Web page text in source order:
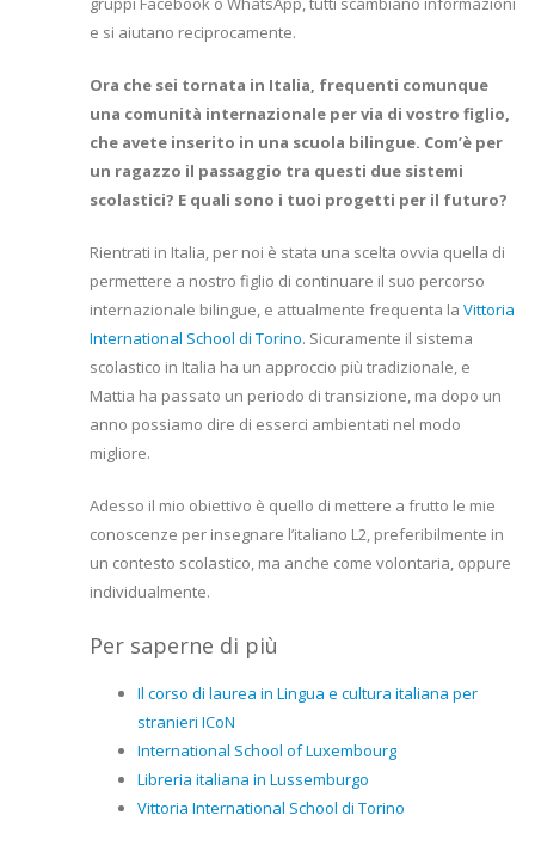
e si aiutano reciprocamente.
Ora che sei tornata in Italia, frequenti comunque
una comunità internazionale per via di vostro figlio,
che avete inserito in una scuola bilingue. Com’è per
un ragazzo il passaggio tra questi due sistemi
scolastici? E quali sono i tuoi progetti per il futuro?
Rientrati in Italia, per noi è stata una scelta ovvia quella di
permettere a nostro figlio di continuare il suo percorso
internazionale bilingue, e attualmente frequenta la Vittoria
International School di Torino. Sicuramente il sistema
scolastico in Italia ha un approccio più tradizionale, e
Mattia ha passato un periodo di transizione, ma dopo un
anno possiamo dire di esserci ambientati nel modo
migliore.
Adesso il mio obiettivo è quello di mettere a frutto le mie
conoscenze per insegnare l’italiano L2, preferibilmente in
un contesto scolastico, ma anche come volontaria, oppure
individualmente.
Per saperne di più
Il corso di laurea in Lingua e cultura italiana per
stranieri ICoN
International School of Luxembourg
Libreria italiana in Lussemburgo
Vittoria International School di Torino